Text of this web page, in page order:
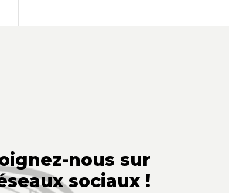
nous sur
sociaux !